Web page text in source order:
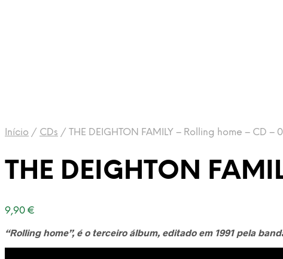
Início / CDs / THE DEIGHTON FAMILY – Rolling home – CD –
THE DEIGHTON
9,90 €
“Rolling home”, é o terceiro álbum, editado em 1991 pela